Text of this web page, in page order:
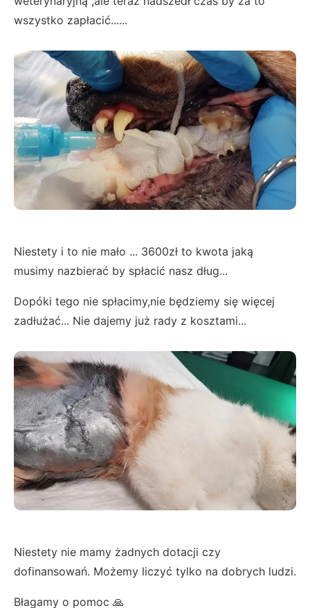
wszystko zapłacić......
Niestety i to nie mało ... 3600zł to kwota jaką
musimy nazbierać by spłacić nasz dług...
Dopóki tego nie spłacimy,nie będziemy się więcej
zadłużać... Nie dajemy już rady z kosztami...
Niestety nie mamy żadnych dotacji czy
dofinansowań. Możemy liczyć tylko na dobrych ludzi.
Błagamy o pomoc 🙏